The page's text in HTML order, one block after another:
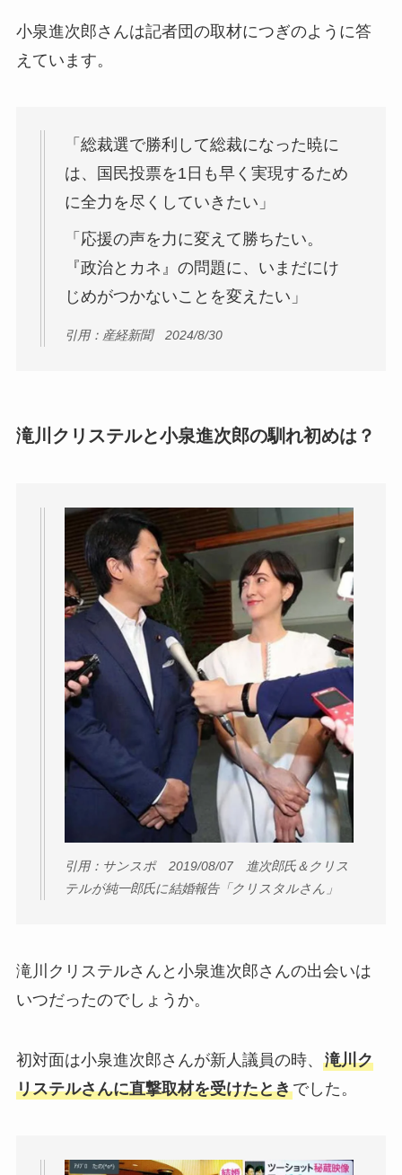
小泉進次郎さんは記者団の取材につぎのように答
えています。
「総裁選で勝利して総裁になった暁に
は、国民投票を1日も早く実現するため
に全力を尽くしていきたい」
「応援の声を力に変えて勝ちたい。
『政治とカネ』の問題に、いまだにけ
じめがつかないことを変えたい」
引用：産経新聞 2024/8/30
滝川クリステルと小泉進次郎の馴れ初めは？
引用：サンスポ 2019/08/07 進次郎氏＆クリス
テルが純一郎氏に結婚報告「クリスタルさん」
滝川クリステルさんと小泉進次郎さんの出会いは
いつだったのでしょうか。
初対面は小泉進次郎さんが新人議員の時、 滝川ク
リステルさんに直撃取材を受けたときでした。